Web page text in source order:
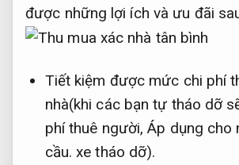
được những lợi ích và ưu đãi
Tiết kiệm được mức chi phí
nhà(khi các bạn tự tháo dỡ
phí thuê người,Áp dụng cho
cầu. xe tháo dỡ).